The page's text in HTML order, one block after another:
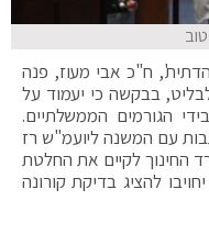
ח"כ אבי מעוז, פנה
בבקשה כי יעמוד על
הגורמים הממשלתיים.
עם המשנה ליועמ"ש רז
החינוך לקיים את החלטת
להציג בדיקת קורונה